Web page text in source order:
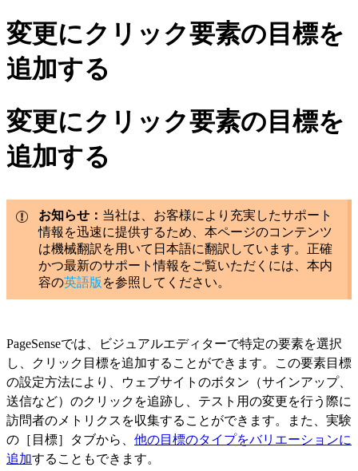
変更にクリック要素の目標を
追加する
変更にクリック要素の目標を
追加する
お知らせ： 当社は、お客様により充実したサポート
情報を迅速に提供するため、本ページのコンテンツ
は機械翻訳を用いて日本語に翻訳しています。正確
かつ最新のサポート情報をご覧いただくには、本内
容の英語版 を参照してください。
PageSenseでは、ビジュアルエディターで特定の要素を選択
し、クリック目標を追加することができます。この要素目標
の設定方法により、ウェブサイトのボタン（サインアップ、
送信など）のクリックを追跡し、テスト用の変更を行う際に
訪問者のメトリクスを収集することができます。また、実験
の［目標］タブから、 他の目標のタイプをバリエーションに
追加することもできます。